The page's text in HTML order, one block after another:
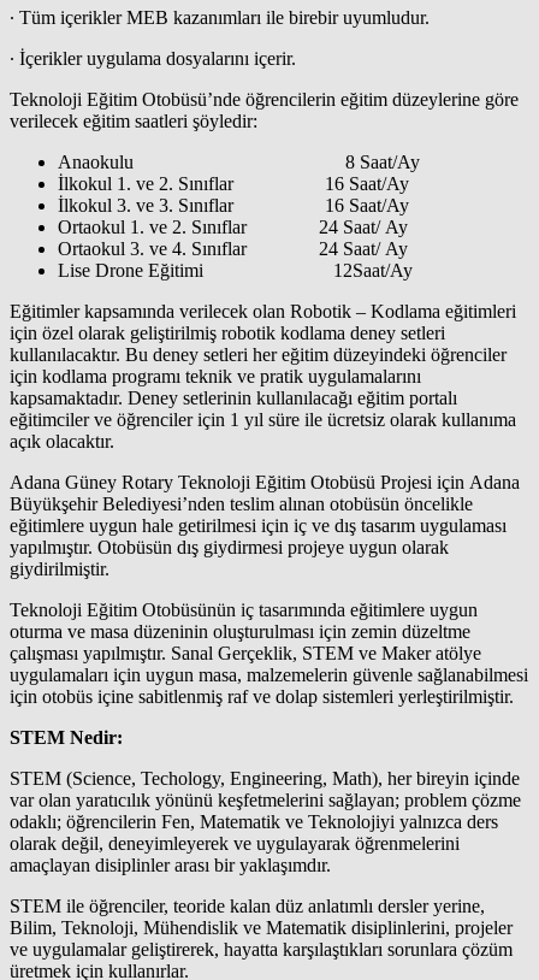
∙ Tüm içerikler MEB kazanımları ile birebir uyumludur.
∙ İçerikler uygulama dosyalarını içerir.
Teknoloji Eğitim Otobüsü’nde öğrencilerin eğitim düzeylerine göre
verilecek eğitim saatleri şöyledir:
Anaokulu 8 Saat/Ay
İlkokul 1. ve 2. Sınıflar 16 Saat/Ay
İlkokul 3. ve 3. Sınıflar 16 Saat/Ay
Ortaokul 1. ve 2. Sınıflar 24 Saat/ Ay
Ortaokul 3. ve 4. Sınıflar 24 Saat/ Ay
Lise Drone Eğitimi 12Saat/Ay
Eğitimler kapsamında verilecek olan Robotik – Kodlama eğitimleri
için özel olarak geliştirilmiş robotik kodlama deney setleri
kullanılacaktır. Bu deney setleri her eğitim düzeyindeki öğrenciler
için kodlama programı teknik ve pratik uygulamalarını
kapsamaktadır. Deney setlerinin kullanılacağı eğitim portalı
eğitimciler ve öğrenciler için 1 yıl süre ile ücretsiz olarak kullanıma
açık olacaktır.
Adana Güney Rotary Teknoloji Eğitim Otobüsü Projesi için Adana
Büyükşehir Belediyesi’nden teslim alınan otobüsün öncelikle
eğitimlere uygun hale getirilmesi için iç ve dış tasarım uygulaması
yapılmıştır. Otobüsün dış giydirmesi projeye uygun olarak
giydirilmiştir.
Teknoloji Eğitim Otobüsünün iç tasarımında eğitimlere uygun
oturma ve masa düzeninin oluşturulması için zemin düzeltme
çalışması yapılmıştır. Sanal Gerçeklik, STEM ve Maker atölye
uygulamaları için uygun masa, malzemelerin güvenle sağlanabilmesi
için otobüs içine sabitlenmiş raf ve dolap sistemleri yerleştirilmiştir.
STEM Nedir:
STEM (Science, Techology, Engineering, Math), her bireyin içinde
var olan yaratıcılık yönünü keşfetmelerini sağlayan; problem çözme
odaklı; öğrencilerin Fen, Matematik ve Teknolojiyi yalnızca ders
olarak değil, deneyimleyerek ve uygulayarak öğrenmelerini
amaçlayan disiplinler arası bir yaklaşımdır.
STEM ile öğrenciler, teoride kalan düz anlatımlı dersler yerine,
Bilim, Teknoloji, Mühendislik ve Matematik disiplinlerini, projeler
ve uygulamalar geliştirerek, hayatta karşılaştıkları sorunlara çözüm
üretmek için kullanırlar.